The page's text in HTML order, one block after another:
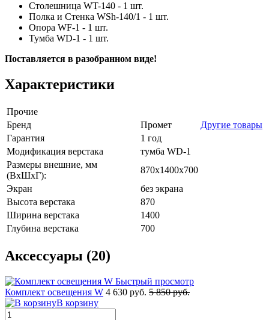
Столешница WT-140 - 1 шт.
Полка и Стенка WSh-140/1 - 1 шт.
Опора WF-1 - 1 шт.
Тумба WD-1 - 1 шт.
Поставляется в разобранном виде!
Характеристики
Прочие
Бренд
Промет
Другие товары
Гарантия
1 год
Модификация верстака
тумба WD-1
Размеры внешние, мм
(ВхШхГ):
870x1400x700
Экран
без экрана
Высота верстака
870
Ширина верстака
1400
Глубина верстака
700
Аксессуары (20)
Быстрый просмотр
Комплект освещения W 4 630 руб. 5 850 руб.
В корзину